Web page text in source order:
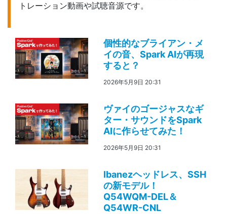
トレーション動画や試聴音源です。
個性的なブライアン・メ
イの音、Spark AIが再現
すると？
2026年5月9日 20:31
ヴァイのゴージャスなギ
ター・サウンドをSpark
AIに作らせてみた！
2026年5月9日 20:31
Ibanezヘッドレス、SSH
の新モデル！
Q54WQM-DEL＆
Q54WR-CNL